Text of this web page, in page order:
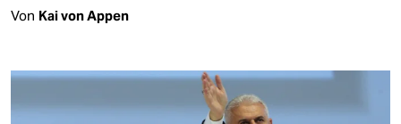
Von Kai von Appen